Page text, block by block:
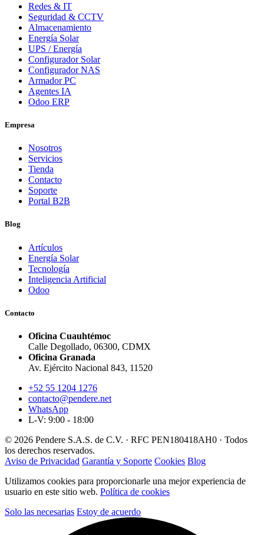
Redes & IT
Seguridad & CCTV
Almacenamiento
Energía Solar
UPS / Energía
Configurador Solar
Configurador NAS
Armador PC
Agentes IA
Odoo ERP
Empresa
Nosotros
Servicios
Tienda
Contacto
Soporte
Portal B2B
Blog
Artículos
Energía Solar
Tecnología
Inteligencia Artificial
Odoo
Contacto
Oficina Cuauhtémoc
Calle Degollado, 06300, CDMX
Oficina Granada
Av. Ejército Nacional 843, 11520
+52 55 1204 1276
contacto@pendere.net
WhatsApp
L-V: 9:00 - 18:00
© 2026 Pendere S.A.S. de C.V. · RFC PEN180418AH0 · Todos
los derechos reservados.
Aviso de Privacidad Garantía y Soporte Cookies Blog
Utilizamos cookies para proporcionarle una mejor experiencia de
usuario en este sitio web. Política de cookies
Solo las necesarias Estoy de acuerdo